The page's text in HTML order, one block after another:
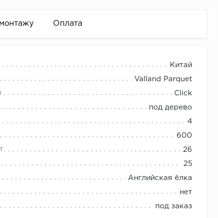
Оплата
Китай
Valland Parquet
Click
под дерево
4
600
26
25
Английская ёлка
нет
под заказ
атмосферу любому помещению.
высокоэффективных характеристик,
простоту укладки, что позволяет
необходимое количество плинтуса.